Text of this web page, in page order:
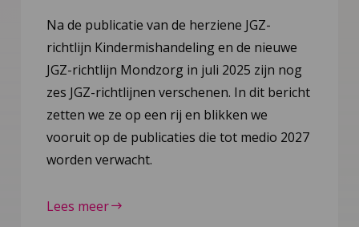
Na de publicatie van de herziene JGZ-
richtlijn Kindermishandeling en de nieuwe
JGZ-richtlijn Mondzorg in juli 2025 zijn nog
zes JGZ-richtlijnen verschenen. In dit bericht
zetten we ze op een rij en blikken we
vooruit op de publicaties die tot medio 2027
worden verwacht.
Lees meer